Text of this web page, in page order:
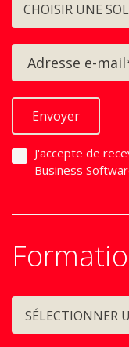
CHOISIR UNE
J'accepte de
Business
SÉLECTIONNER